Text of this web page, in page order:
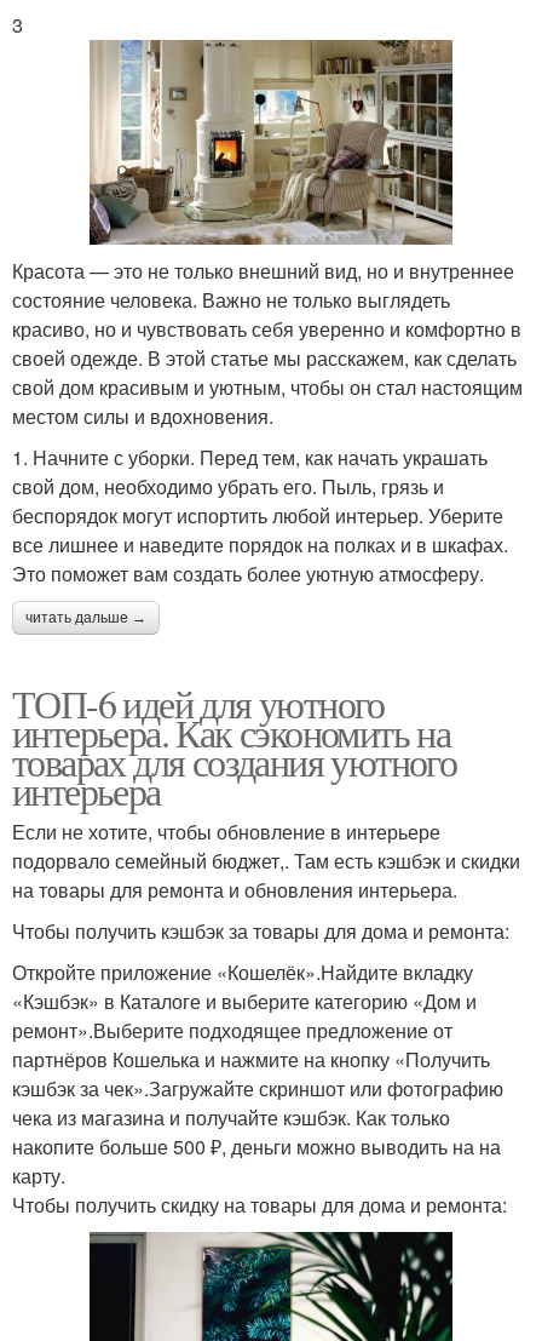
3
Красота — это не только внешний вид, но и внутреннее
состояние человека. Важно не только выглядеть
красиво, но и чувствовать себя уверенно и комфортно в
своей одежде. В этой статье мы расскажем, как сделать
свой дом красивым и уютным, чтобы он стал настоящим
местом силы и вдохновения.
1. Начните с уборки. Перед тем, как начать украшать
свой дом, необходимо убрать его. Пыль, грязь и
беспорядок могут испортить любой интерьер. Уберите
все лишнее и наведите порядок на полках и в шкафах.
Это поможет вам создать более уютную атмосферу.
читать дальше →
ТОП-6 идей для уютного
интерьера. Как сэкономить на
товарах для создания уютного
интерьера
Если не хотите, чтобы обновление в интерьере
подорвало семейный бюджет,. Там есть кэшбэк и скидки
на товары для ремонта и обновления интерьера.
Чтобы получить кэшбэк за товары для дома и ремонта:
Откройте приложение «Кошелёк».Найдите вкладку
«Кэшбэк» в Каталоге и выберите категорию «Дом и
ремонт».Выберите подходящее предложение от
партнёров Кошелька и нажмите на кнопку «Получить
кэшбэк за чек».Загружайте скриншот или фотографию
чека из магазина и получайте кэшбэк. Как только
накопите больше 500 ₽, деньги можно выводить на на
карту.
Чтобы получить скидку на товары для дома и ремонта: